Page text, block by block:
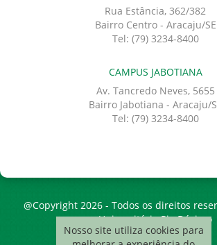
Rua Estância, 362/382
Bairro Centro - Aracaju/SE
Tel: (79) 3234-8400
CAMPUS JABOTIANA
Av. Tancredo Neves, 5655
Bairro Jabotiana - Aracaju/
Tel: (79) 3234-8400
@Copyright 2026 - Todos os direitos
Universitário Pio Décimo
Nosso site utiliza cookies para